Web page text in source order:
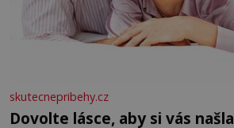
skutecnepribehy.cz
Dovolte lásce, aby si vás našla